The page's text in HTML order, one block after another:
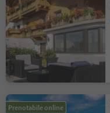
Prenotabile online